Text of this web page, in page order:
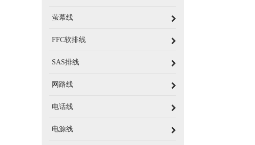
萤幕线
FFC软排线
SAS排线
网路线
电话线
电源线